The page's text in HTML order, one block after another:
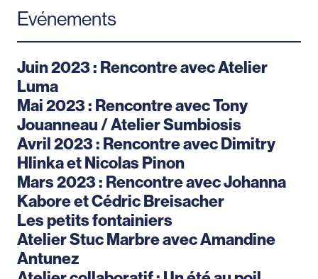
Evénements
Juin 2023 : Rencontre avec Atelier
Luma
Mai 2023 : Rencontre avec Tony
Jouanneau / Atelier Sumbiosis
Avril 2023 : Rencontre avec Dimitry
Hlinka et Nicolas Pinon
Mars 2023 : Rencontre avec Johanna
Kabore et Cédric Breisacher
Les petits fontainiers
Atelier Stuc Marbre avec Amandine
Antunez